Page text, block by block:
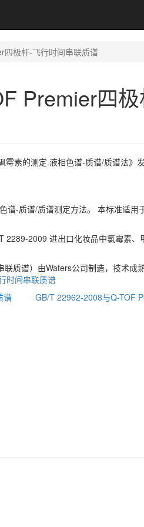
四极杆-飞行时间串联质谱
Premier四
霉素的测定.液相色谱-质谱/质谱法》
-质谱/质谱测定方法。 本标准适用
2009 进出口化妆品中氯霉素
质谱）由Waters公司制造，技术成
时间串联质谱
谱
GB/T 22962-2008与Q-TOF